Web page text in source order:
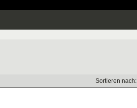
Sortieren nach: